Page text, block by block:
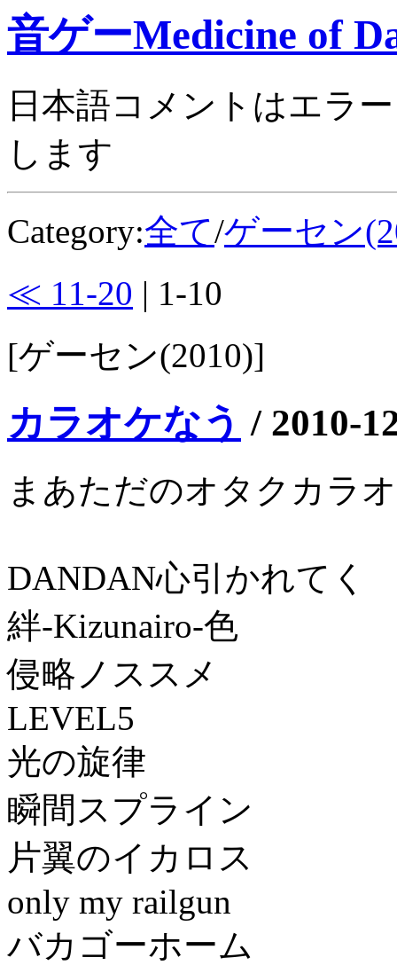
音ゲーMedicine of
日本語コメントはエラ
します
Category:全て/ゲーセン
≪ 11-20 | 1-10
[ゲーセン(2010)]
カラオケなう / 2010-
まあただのオタクカラ
DANDAN心引かれてく
絆-Kizunairo-色
侵略ノススメ
LEVEL5
光の旋律
瞬間スプライン
片翼のイカロス
only my railgun
バカゴーホーム